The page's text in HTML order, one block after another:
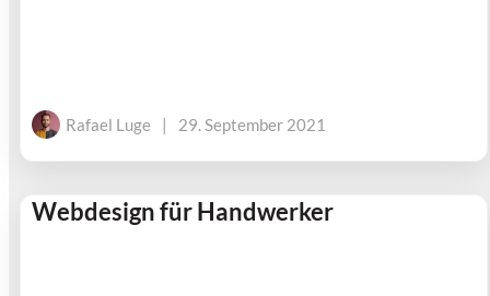
Rafael Luge | 29. September 2021
Webdesign für Handwerker